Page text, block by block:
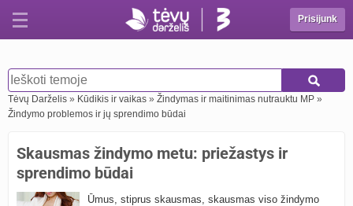
Prisijunk
Tėvų Darželis » Kūdikis ir vaikas » Žindymas ir maitinimas nutrauktu MP »
Žindymo problemos ir jų sprendimo būdai
Skausmas žindymo metu: priežastys ir
sprendimo būdai
Ūmus, stiprus skausmas, skausmas viso žindymo